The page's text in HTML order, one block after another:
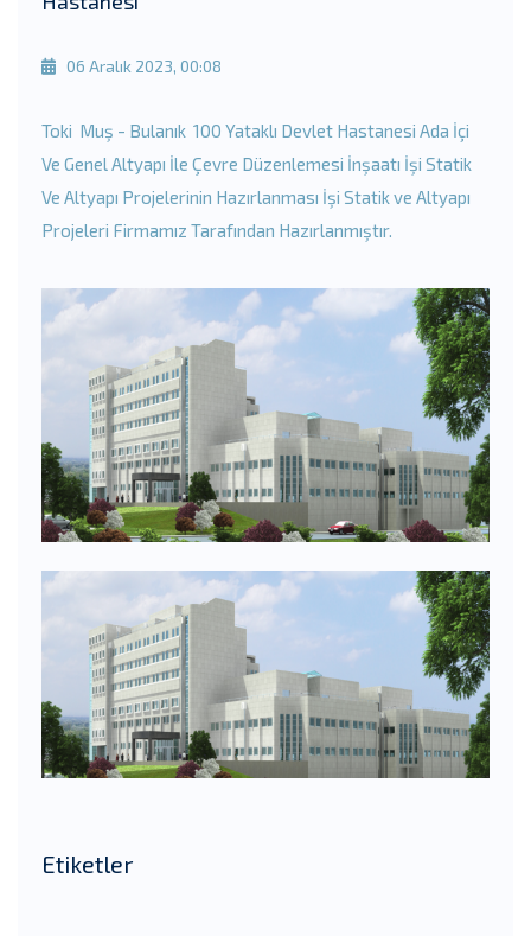
06 Aralık 2023, 00:08
Toki Muş - Bulanık 100 Yataklı Devlet Hastanesi Ada İçi
Ve Genel Altyapı İle Çevre Düzenlemesi İnşaatı İşi Statik
Ve Altyapı Projelerinin Hazırlanması İşi Statik ve Altyapı
Projeleri Firmamız Tarafından Hazırlanmıştır.
Etiketler